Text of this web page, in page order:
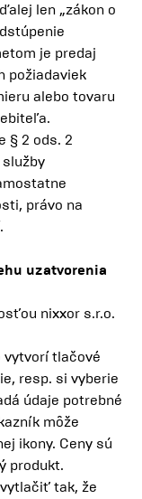
len „zákon o
je predaj
požiadaviek
alebo tovaru
§ 2 ods. 2
služby
právo na
uzatvorenia
nixxor s.r.o.
vytvorí tlačové
resp. si vyberie
údaje potrebné
môže
ikony. Ceny sú
produkt.
tak, že